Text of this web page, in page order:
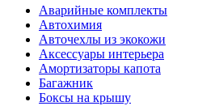
Аварийные комплекты
Автохимия
Авточехлы из экокожи
Аксессуары интерьера
Амортизаторы капота
Багажник
Боксы на крышу